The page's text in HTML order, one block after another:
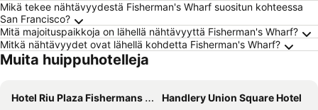
Mikä tekee nähtävyydestä Fisherman's Wharf suositun kohteessa
San Francisco?
Mitä majoituspaikkoja on lähellä nähtävyyttä Fisherman's Wharf?
Mitkä nähtävyydet ovat lähellä kohdetta Fisherman's Wharf?
Muita huippuhotelleja
Hotel Riu Plaza Fishermans Wharf
Handlery Union Square Hotel